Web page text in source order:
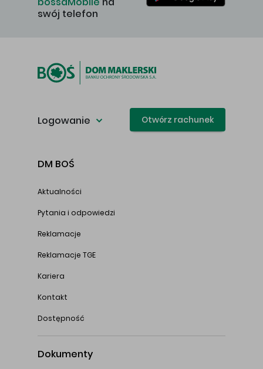
swój telefon
Logowanie Otwórz rachunek
DM BOŚ
Aktualności
Pytania i odpowiedzi
Reklamacje
Reklamacje TGE
Kariera
Kontakt
Dostępność
Dokumenty